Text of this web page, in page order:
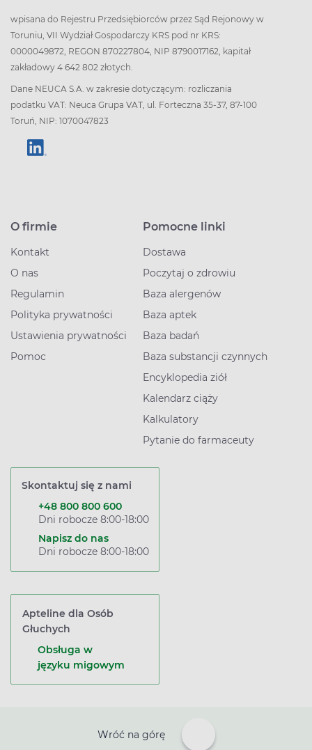
wpisana do Rejestru Przedsiębiorców przez Sąd Rejonowy w
Toruniu, VII Wydział Gospodarczy KRS pod nr KRS:
0000049872, REGON 870227804, NIP 8790017162, kapitał
zakładowy 4 642 802 złotych.
Dane NEUCA S.A. w zakresie dotyczącym: rozliczania
podatku VAT: Neuca Grupa VAT, ul. Forteczna 35-37, 87-100
Toruń, NIP: 1070047823
O firmie
Kontakt
O nas
Regulamin
Polityka prywatności
Ustawienia prywatności
Pomoc
Pomocne linki
Dostawa
Poczytaj o zdrowiu
Baza alergenów
Baza aptek
Baza badań
Baza substancji czynnych
Encyklopedia ziół
Kalendarz ciąży
Kalkulatory
Pytanie do farmaceuty
Skontaktuj się z nami
+48 800 800 600
Dni robocze 8:00-18:00
Napisz do nas
Dni robocze 8:00-18:00
Apteline dla Osób
Głuchych
Obsługa w
języku migowym
Wróć na górę